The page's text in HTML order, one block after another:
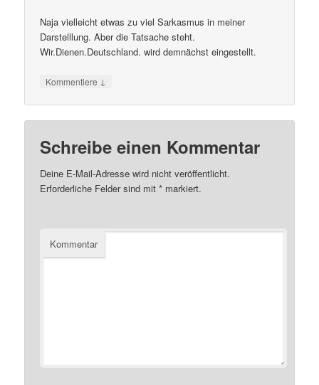
Naja vielleicht etwas zu viel Sarkasmus in meiner
Darstelllung. Aber die Tatsache steht.
Wir.Dienen.Deutschland. wird demnächst eingestellt.
Kommentiere ↓
Schreibe einen Kommentar
Deine E-Mail-Adresse wird nicht veröffentlicht.
Erforderliche Felder sind mit* markiert.
Kommentar